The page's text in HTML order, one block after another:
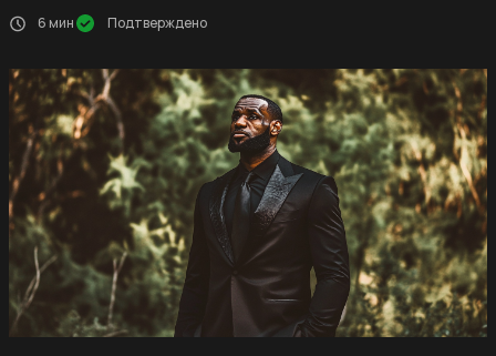
6 мин Подтверждено